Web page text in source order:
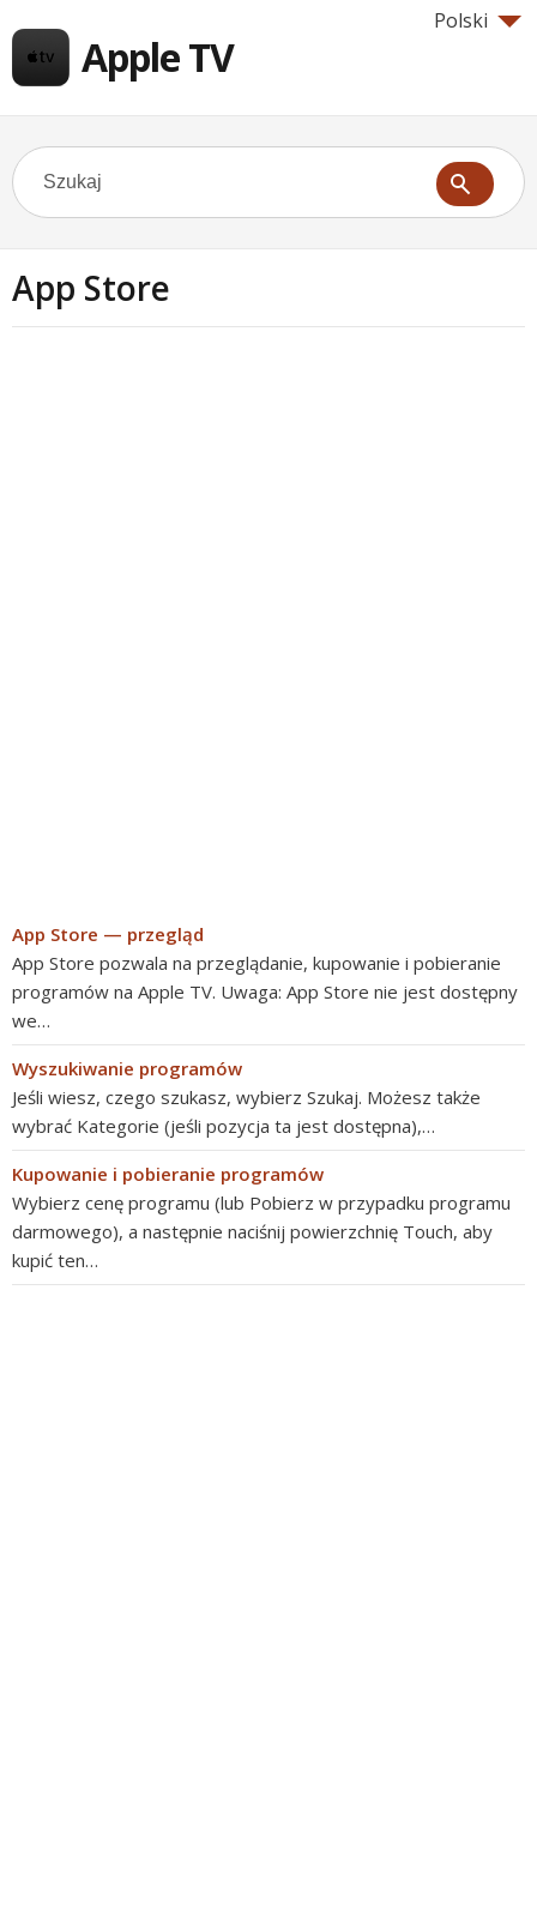
Polski
Apple TV
App Store
App Store — przegląd
App Store pozwala na przeglądanie, kupowanie i pobieranie
programów na Apple TV. Uwaga: App Store nie jest dostępny
we…
Wyszukiwanie programów
Jeśli wiesz, czego szukasz, wybierz Szukaj. Możesz także
wybrać Kategorie (jeśli pozycja ta jest dostępna),…
Kupowanie i pobieranie programów
Wybierz cenę programu (lub Pobierz w przypadku programu
darmowego), a następnie naciśnij powierzchnię Touch, aby
kupić ten…